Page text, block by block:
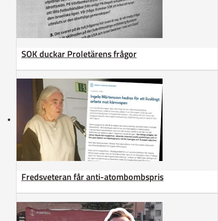
SOK duckar Proletärens frågor
Fredsveteran får anti-atombombspris